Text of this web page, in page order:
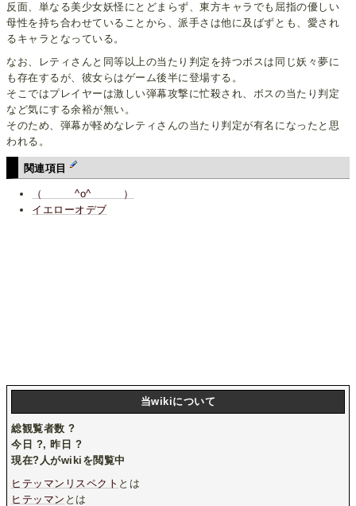
反面、単なる美少女妖怪にとどまらず、東方キャラでも屈指の優しい
母性を持ち合わせていることから、派手さは他に及ばずとも、愛され
るキャラとなっている。
なお、レティさんと同等以上の当たり判定を持つボスは同じ妖々夢に
も存在するが、彼女らはゲーム後半に登場する。
そこではプレイヤーは激しい弾幕攻撃に忙殺され、ボスの当たり判定
など気にする余裕が無い。
そのため、弾幕が軽めなレティさんの当たり判定が有名になったと思
われる。
関連項目
（ ^o^ ）
イエローオデブ
当wikiについて
総観覧者数?
今日 ?, 昨日 ?
現在? 人がwikiを閲覧中
ヒテッマンリスペクト とは
ヒテッマン とは